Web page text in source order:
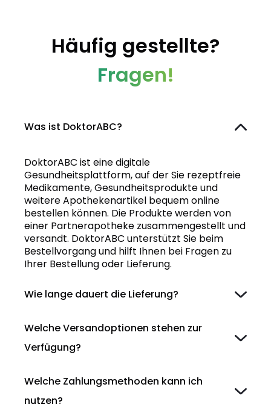
Häufig gestellte?
Fragen!
Was ist DoktorABC?
DoktorABC ist eine digitale
Gesundheitsplattform, auf der Sie rezeptfreie
Medikamente, Gesundheitsprodukte und
weitere Apothekenartikel bequem online
bestellen können. Die Produkte werden von
einer Partnerapotheke zusammengestellt und
versandt. DoktorABC unterstützt Sie beim
Bestellvorgang und hilft Ihnen bei Fragen zu
Ihrer Bestellung oder Lieferung.
Wie lange dauert die Lieferung?
Welche Versandoptionen stehen zur
Verfügung?
Welche Zahlungsmethoden kann ich
nutzen?